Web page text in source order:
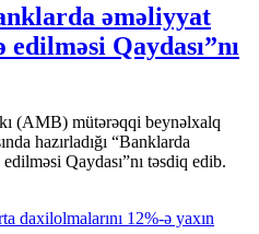
əməliyyat
Qaydası”nı
(AMB) mütərəqqi beynəlxalq
hazırladığı “Banklarda
Qaydası”nı təsdiq edib.